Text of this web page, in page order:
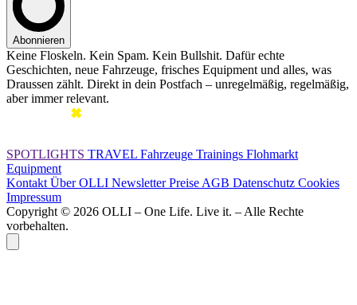
Abonnieren
Keine Floskeln. Kein Spam. Kein Bullshit. Dafür echte
Geschichten, neue Fahrzeuge, frisches Equipment und alles, was
Draussen zählt. Direkt in dein Postfach – unregelmäßig, regelmäßig,
aber immer relevant.
SPOTLIGHTS TRAVEL Fahrzeuge Trainings Flohmarkt
Equipment
Kontakt Über OLLI NewsletterPreise AGB Datenschutz Cookies
Impressum
Copyright © 2026 OLLI – One Life. Live it. – Alle Rechte
vorbehalten.